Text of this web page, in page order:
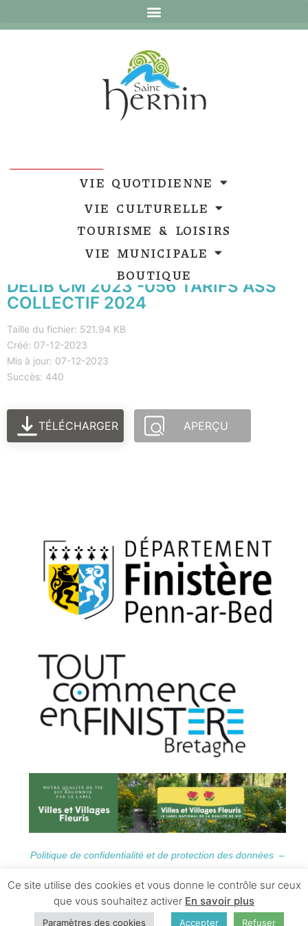
VIE QUOTIDIENNE
VIE CULTURELLE
TOURISME & LOISIRS
VIE MUNICIPALE
BOUTIQUE
DELIB CM 2023 -056 TARIFS ASS
COLLECTIF 2024
Taille du fichier: 521.94 KB
Créé: 07-12-2023
Mis à jour: 07-12-2023
Succès: 440
TÉLÉCHARGER APERÇU
Politique de confidentialité et de protection des données –
Informations Légales
Ce site utilise des cookies et vous donne le contrôle sur ceux
que vous souhaitez activer En savoir plus
Paramètres des cookies Accepter Refuser